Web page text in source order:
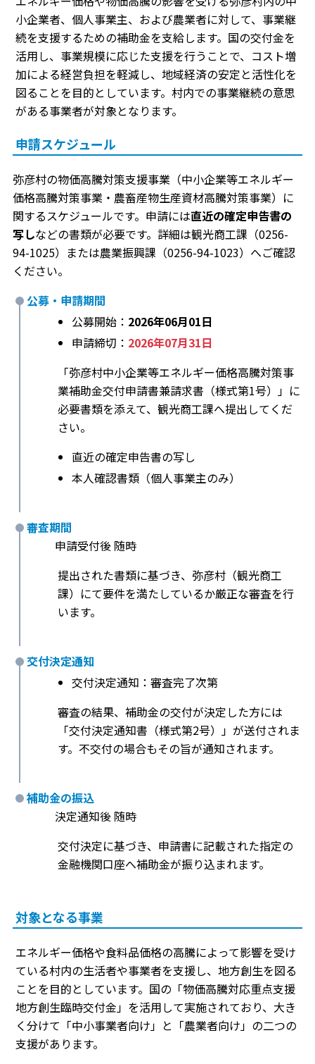
小企業者、個人事業主、および農業者に対して、事業継
続を支援するための補助金を支給します。国の交付金を
活用し、事業規模に応じた支援を行うことで、コスト増
加による経営負担を軽減し、地域経済の安定と活性化を
図ることを目的としています。村内での事業継続の意思
がある事業者が対象となります。
申請スケジュール
弥彦村の物価高騰対策支援事業（中小企業等エネルギー
価格高騰対策事業・農畜産物生産資材高騰対策事業）に
関するスケジュールです。申請には直近の確定申告書の
写しなどの書類が必要です。詳細は観光商工課（0256-
94-1025）または農業振興課（0256-94-1023）へご確認
ください。
公募・申請期間
公募開始： 2026年06月01日
申請締切： 2026年07月31日
「弥彦村中小企業等エネルギー価格高騰対策事
業補助金交付申請書兼請求書（様式第1号）」に
必要書類を添えて、観光商工課へ提出してくだ
さい。
直近の確定申告書の写し
本人確認書類（個人事業主のみ）
審査期間
申請受付後 随時
提出された書類に基づき、弥彦村（観光商工
課）にて要件を満たしているか厳正な審査を行
います。
交付決定通知
交付決定通知：審査完了次第
審査の結果、補助金の交付が決定した方には
「交付決定通知書（様式第2号）」が送付されま
す。不交付の場合もその旨が通知されます。
補助金の振込
決定通知後 随時
交付決定に基づき、申請書に記載された指定の
金融機関口座へ補助金が振り込まれます。
対象となる事業
エネルギー価格や食料品価格の高騰によって影響を受け
ている村内の生活者や事業者を支援し、地方創生を図る
ことを目的としています。国の「物価高騰対応重点支援
地方創生臨時交付金」を活用して実施されており、大き
く分けて「中小事業者向け」と「農業者向け」の二つの
支援があります。